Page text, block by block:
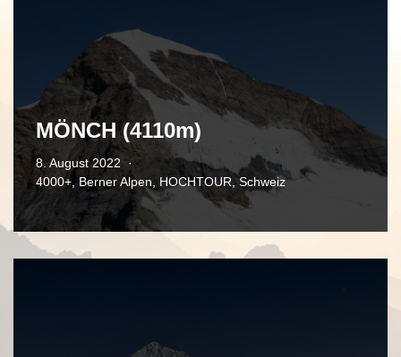
MÖNCH (4110m)
8. August 2022
4000+, Berner Alpen, HOCHTOUR, Schweiz